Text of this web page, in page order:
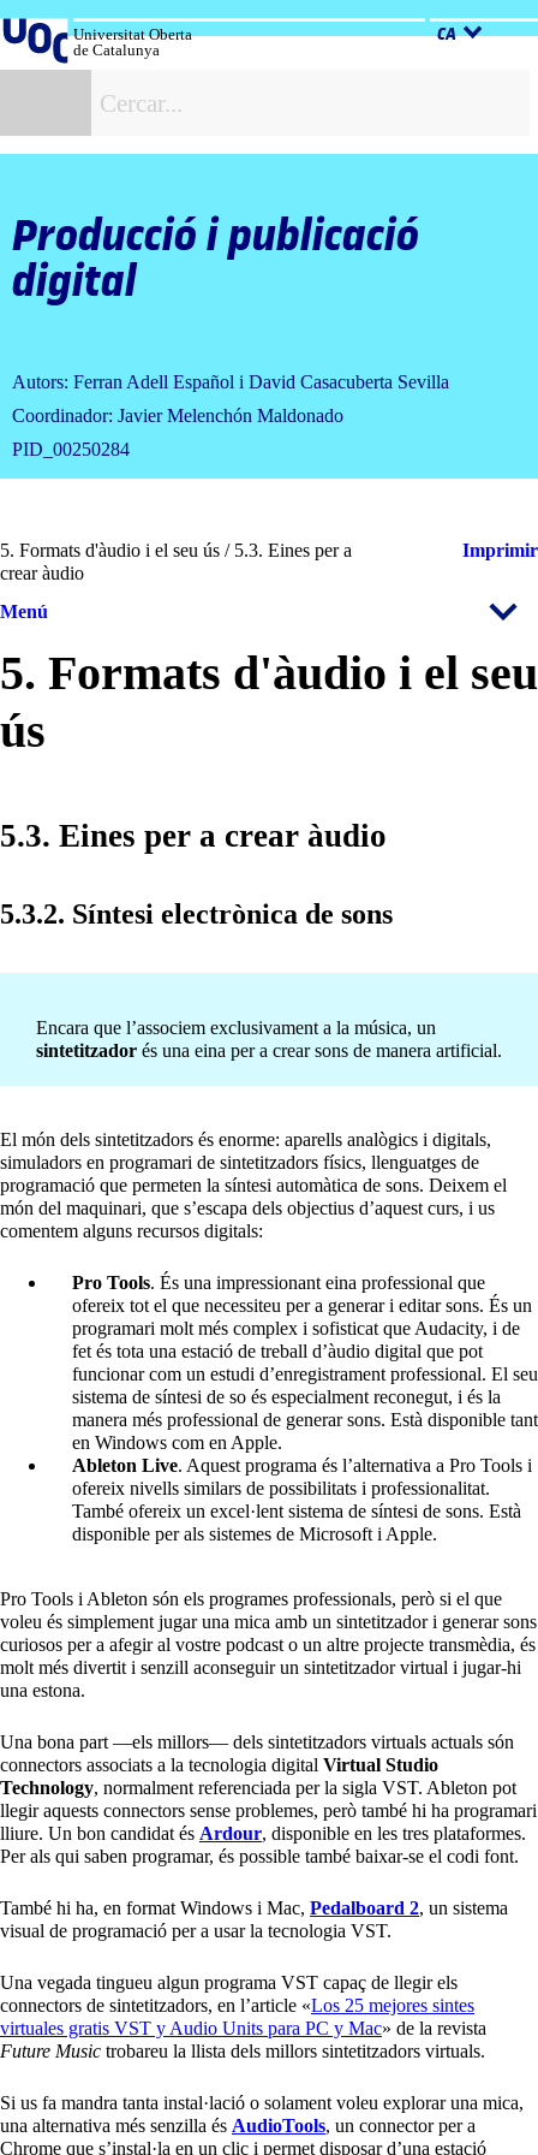
al
contingut
Universitat Oberta
de Catalunya
CA
Producció i publicació
digital
Autors: Ferran Adell Español i David Casacuberta Sevilla
Coordinador: Javier Melenchón Maldonado
PID_00250284
5. Formats d'àudio i el seu ús / 5.3. Eines per a
crear àudio
Imprimir
Menú
5. Formats d'àudio i el seu
ús
5.3. Eines per a crear àudio
5.3.2. Síntesi electrònica de sons
Encara que l’associem exclusivament a la música, un
sintetitzador és una eina per a crear sons de manera artificial.
El món dels sintetitzadors és enorme: aparells analògics i digitals,
simuladors en programari de sintetitzadors físics, llenguatges de
programació que permeten la síntesi automàtica de sons. Deixem el
món del maquinari, que s’escapa dels objectius d’aquest curs, i us
comentem alguns recursos digitals:
Pro Tools. És una impressionant eina professional que
ofereix tot el que necessiteu per a generar i editar sons. És un
programari molt més complex i sofisticat que Audacity, i de
fet és tota una estació de treball d’àudio digital que pot
funcionar com un estudi d’enregistrament professional. El seu
sistema de síntesi de so és especialment reconegut, i és la
manera més professional de generar sons. Està disponible tant
en Windows com en Apple.
Ableton Live. Aquest programa és l’alternativa a Pro Tools i
ofereix nivells similars de possibilitats i professionalitat.
També ofereix un excel·lent sistema de síntesi de sons. Està
disponible per als sistemes de Microsoft i Apple.
Pro Tools i Ableton són els programes professionals, però si el que
voleu és simplement jugar una mica amb un sintetitzador i generar sons
curiosos per a afegir al vostre podcast o un altre projecte transmèdia, és
molt més divertit i senzill aconseguir un sintetitzador virtual i jugar-hi
una estona.
Una bona part —els millors— dels sintetitzadors virtuals actuals són
connectors associats a la tecnologia digital Virtual Studio
Technology, normalment referenciada per la sigla VST. Ableton pot
llegir aquests connectors sense problemes, però també hi ha programari
lliure. Un bon candidat és Ardour, disponible en les tres plataformes.
Per als qui saben programar, és possible també baixar-se el codi font.
També hi ha, en format Windows i Mac, Pedalboard 2, un sistema
visual de programació per a usar la tecnologia VST.
Una vegada tingueu algun programa VST capaç de llegir els
connectors de sintetitzadors, en l’article «Los 25 mejores sintes
virtuales gratis VST y Audio Units para PC y Mac» de la revista
Future Music trobareu la llista dels millors sintetitzadors virtuals.
Si us fa mandra tanta instal·lació o solament voleu explorar una mica,
una alternativa més senzilla és AudioTools, un connector per a
Chrome que s’instal·la en un clic i permet disposar d’una estació